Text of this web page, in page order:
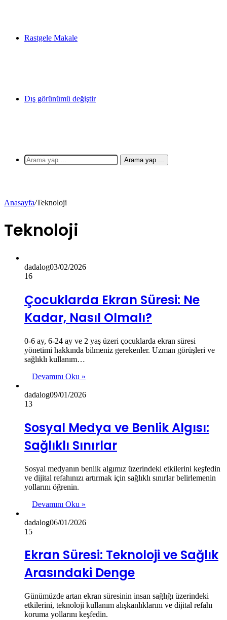
Rastgele Makale
Dış görünümü değiştir
Arama yap ...
Anasayfa/Teknoloji
Teknoloji
dadalog03/02/2026
16
Çocuklarda Ekran Süresi: Ne
Kadar, Nasıl Olmalı?
0-6 ay, 6-24 ay ve 2 yaş üzeri çocuklarda ekran süresi
yönetimi hakkında bilmeniz gerekenler. Uzman görüşleri ve
sağlıklı kullanım…
Devamını Oku »
dadalog09/01/2026
13
Sosyal Medya ve Benlik Algısı:
Sağlıklı Sınırlar
Sosyal medyanın benlik algımız üzerindeki etkilerini keşfedin
ve dijital refahınızı artırmak için sağlıklı sınırlar belirlemenin
yollarını öğrenin.
Devamını Oku »
dadalog06/01/2026
15
Ekran Süresi: Teknoloji ve Sağlık
Arasındaki Denge
Günümüzde artan ekran süresinin insan sağlığı üzerindeki
etkilerini, teknoloji kullanım alışkanlıklarını ve dijital refahı
koruma yollarını keşfedin.